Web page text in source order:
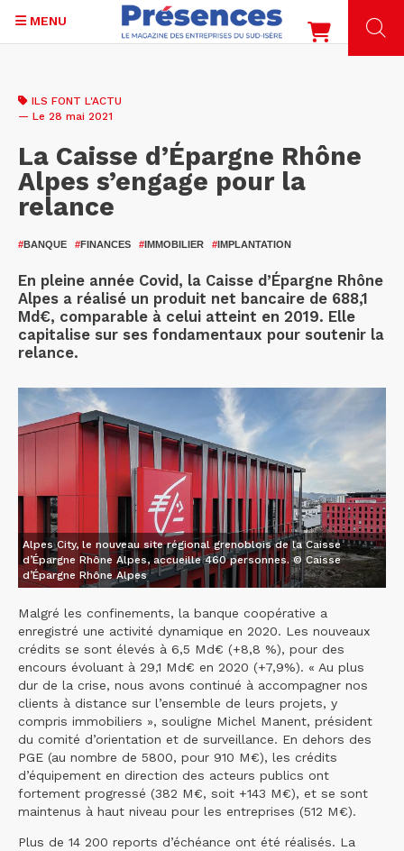
contenu
MENU
ILS FONT L'ACTU
— Le 28 mai 2021
La Caisse d’Épargne Rhône
Alpes s’engage pour la
relance
#BANQUE #FINANCES #IMMOBILIER #IMPLANTATION
En pleine année Covid, la Caisse d’Épargne Rhône
Alpes a réalisé un produit net bancaire de 688,1
Md€, comparable à celui atteint en 2019. Elle
capitalise sur ses fondamentaux pour soutenir la
relance.
Alpes City, le nouveau site régional grenoblois de la Caisse
d’Épargne Rhône Alpes, accueille 460 personnes. © Caisse
d’Épargne Rhône Alpes
Malgré les confinements, la banque coopérative a
enregistré une activité dynamique en 2020. Les nouveaux
crédits se sont élevés à 6,5 Md€ (+8,8 %), pour des
encours évoluant à 29,1 Md€ en 2020 (+7,9%). « Au plus
dur de la crise, nous avons continué à accompagner nos
clients à distance sur l’ensemble de leurs projets, y
compris immobiliers », souligne Michel Manent, président
du comité d’orientation et de surveillance. En dehors des
PGE (au nombre de 5800, pour 910 M€), les crédits
d’équipement en direction des acteurs publics ont
fortement progressé (382 M€, soit +143 M€), et se sont
maintenus à haut niveau pour les entreprises (512 M€).
Plus de 14 200 reports d’échéance ont été réalisés. La